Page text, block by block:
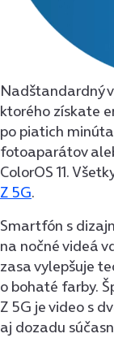
Nadštandardný
ktorého získate
po piatich
fotoaparátov
ColorOS 11.
Z 5G.
Smartfón s
na nočné videá
zasa vylepšuje
o bohaté farby.
Z 5G je video s
aj dozadu